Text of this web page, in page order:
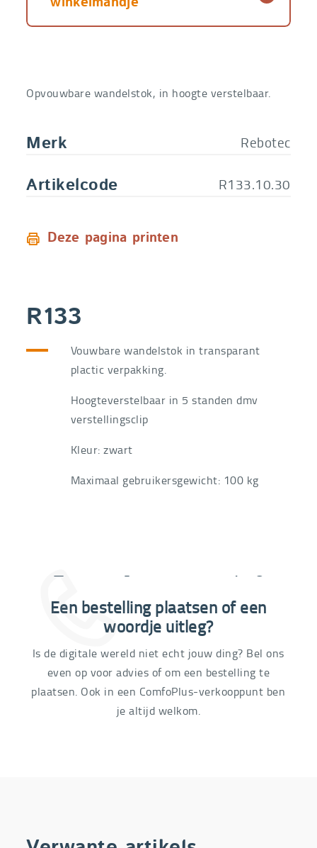
Opvouwbare wandelstok, in hoogte verstelbaar.
Merk Rebotec
Artikelcode R133.10.30
Deze pagina printen
R133
Vouwbare wandelstok in transparant
plactic verpakking.
Hoogteverstelbaar in 5 standen dmv
verstellingsclip
Kleur: zwart
Maximaal gebruikersgewicht: 100 kg
03 292 21 60
Een bestelling plaatsen of een
woordje uitleg?
Is de digitale wereld niet echt jouw ding? Bel ons
even op voor advies of om een bestelling te
plaatsen. Ook in een ComfoPlus-verkooppunt ben
je altijd welkom.